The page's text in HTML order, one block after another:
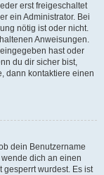
erst freigeschaltet
ein Administrator. Bei
nötig ist oder nicht.
Anweisungen.
hast oder
du dir sicher bist,
dann kontaktiere einen
dein Benutzername
dich an einen
gesperrt wurdest. Es ist